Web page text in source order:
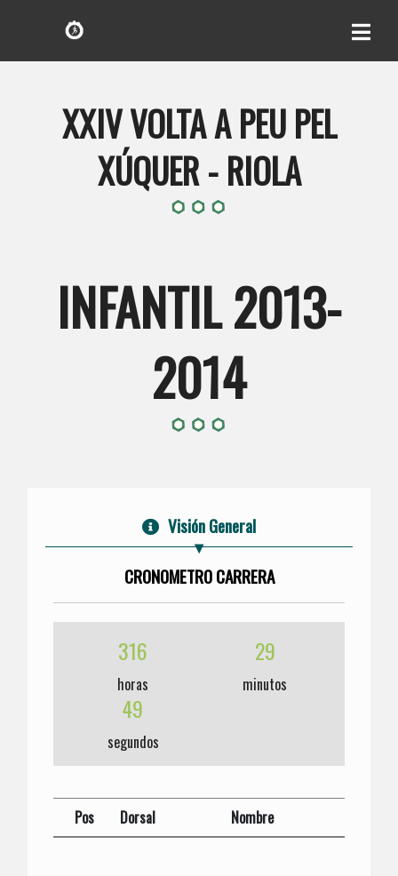
XXIV VOLTA A PEU PEL
XÚQUER - RIOLA
INFANTIL 2013-
2014
Visión General
CRONOMETRO CARRERA
316
horas
29
minutos
49
segundos
Pos Dorsal Nombre